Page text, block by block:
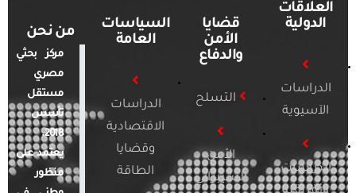
العلاقات
الدولية
الدراسات
الآسيوية
الدراسات
قضايا
الأمن
والدفاع
التسلح
الأمن
السيبراني
السياسات
العامة
الدراسات
الاقتصادية
وقضايا
الطاقة
من نحن
مركز بحثي
مصري
مستقل
تأسس
2018.
يعتمد على
منظور